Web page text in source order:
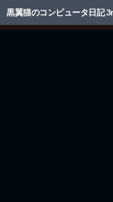
コンテンツへスキップ
黒翼猫のコンピュータ日記